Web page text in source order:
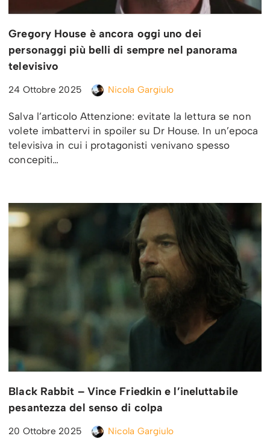
Gregory House è ancora oggi uno dei
personaggi più belli di sempre nel panorama
televisivo
24 Ottobre 2025 Nicola Gargiulo
Salva l’articolo Attenzione: evitate la lettura se non
volete imbattervi in spoiler su Dr House. In un’epoca
televisiva in cui i protagonisti venivano spesso
concepiti…
Black Rabbit – Vince Friedkin e l’ineluttabile
pesantezza del senso di colpa
20 Ottobre 2025 Nicola Gargiulo